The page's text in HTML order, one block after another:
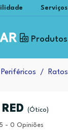
Serviços
Produtos
Periféricos Ratos
(Ótico)
- 0 Opiniões